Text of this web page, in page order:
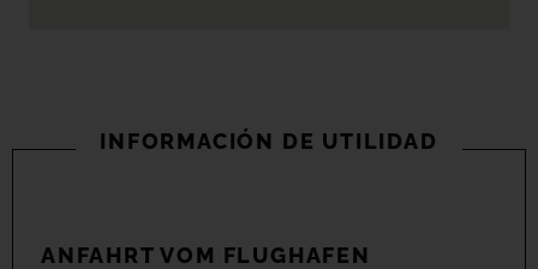
INFORMACIÓN DE UTILIDAD
ANFAHRT VOM FLUGHAFEN